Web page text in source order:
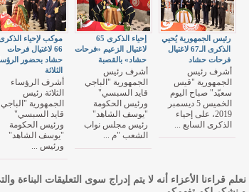
موكب لإحياء
66 لاغتيال فرحات
حشاد بحضور
الثلاثة
أشرف الرؤساء
الثلاثة رئيس
الجمهورية "الباجي
قايد السبسي"
ورئيس الحكومة
"يوسف الشاهد"
ورئيس ...
إحياء الذكرى 65
لاغتيال الزعيم «فرحات
حشاد» بالقصبة
أشرف رئيس
الجمهورية "الباجي
قايد السبسي"
ورئيس الحكومة
"يوسف الشاهد"
رئيس مجلس نواب
الشعب "م ...
رئيس الجمهورية يُحيي
الذكرى الـ67 لاغتيال
فرحات حشاد
أشرف رئيس
الجمهورية "قيس
سعيّد" صباح اليوم
الخميس 5 ديسمبر
2019، على إحياء
الذكرى السابع ...
نعلم قراءنا الأعزاء أنه لا يتم إدراج سوى التعليقات البناءة